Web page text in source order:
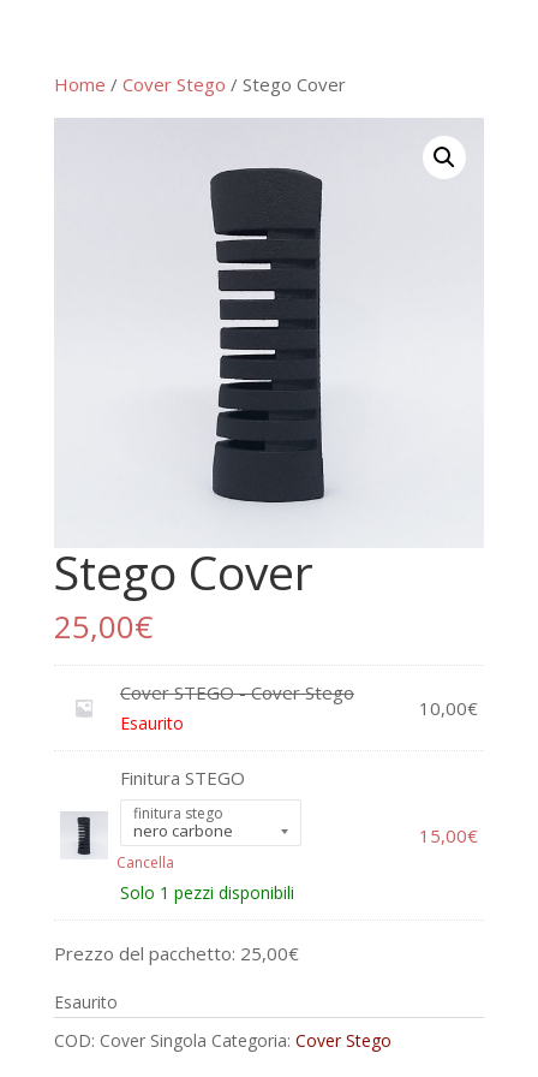
Home / Cover Stego / Stego Cover
Stego Cover
25,00€
Cover STEGO - Cover Stego
Esaurito
10,00€
Finitura STEGO
finitura stego
Cancella
Solo 1 pezzi disponibili
15,00€
Prezzo del pacchetto: 25,00€
Esaurito
COD: Cover Singola Categoria: Cover Stego